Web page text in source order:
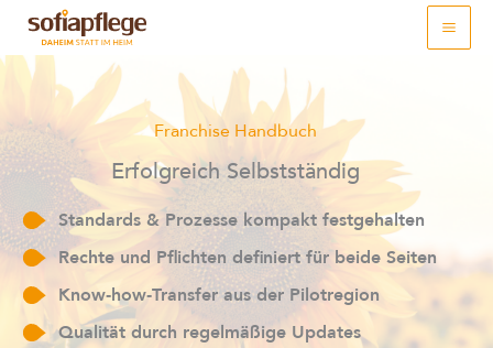
Skip
content
Franchise Handbuch
Erfolgreich Selbstständig
Standards & Prozesse kompakt festgehalten
Rechte und Pflichten definiert für beide Seiten
Know‑how‑Transfer aus der Pilotregion
Qualität durch regelmäßige Updates